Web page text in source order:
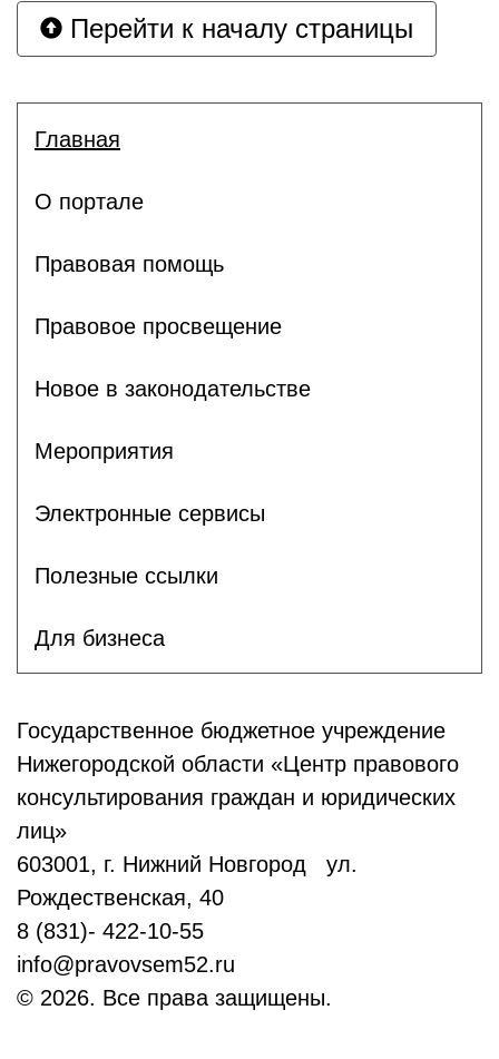
Перейти к началу страницы
Главная
О портале
Правовая помощь
Правовое просвещение
Новое в законодательстве
Мероприятия
Электронные сервисы
Полезные ссылки
Для бизнеса
Государственное бюджетное учреждение
Нижегородской области «Центр правового
консультирования граждан и юридических
лиц»
603001, г. Нижний Новгород ул.
Рождественская, 40
8 (831)- 422-10-55
info@pravovsem52.ru
© 2026. Все права защищены.